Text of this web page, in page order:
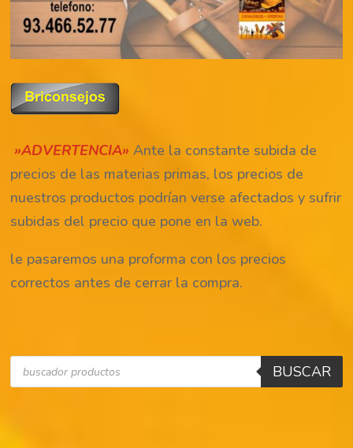
»ADVERTENCIA» Ante la constante subida de
precios de las materias primas, los precios de
nuestros productos podrían verse afectados y sufrir
subidas del precio que pone en la web.
le pasaremos una proforma con los precios
correctos antes de cerrar la compra.
Búsqueda
de
productos
BUSCAR